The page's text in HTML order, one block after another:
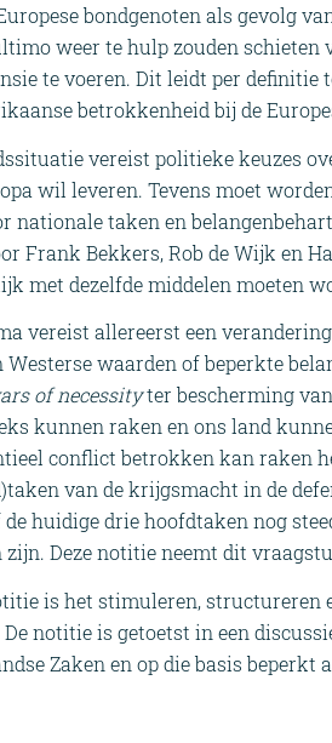
bondgenoten als gevolg
weer te hulp zouden
te voeren. Dit leidt per
betrokkenheid bij de
vereist politieke keuzes
wil leveren. Tevens moet
nationale taken en
Frank Bekkers, Rob de Wijk en
met dezelfde middelen moeten
vereist allereerst een
waarden of beperkte
of necessityter bescherming
kunnen raken en ons land
conflict betrokken kan raken
van de krijgsmacht in de
de huidige drie hoofdtaken nog
Deze notitie neemt dit
is het stimuleren, structureren
notitie is getoetst in een
Zaken en op die basis beperkt